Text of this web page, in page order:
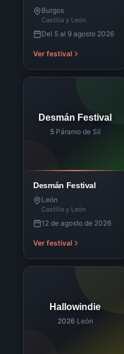
Burgos
Castilla y León
Del 5 al 9 agosto 2026
Ver festival
Desmán Festival
5·Páramo de Sil
Desmán Festival
León
Castilla y León
12 de agosto de 2026
Ver festival
Hallowindie
2026·León